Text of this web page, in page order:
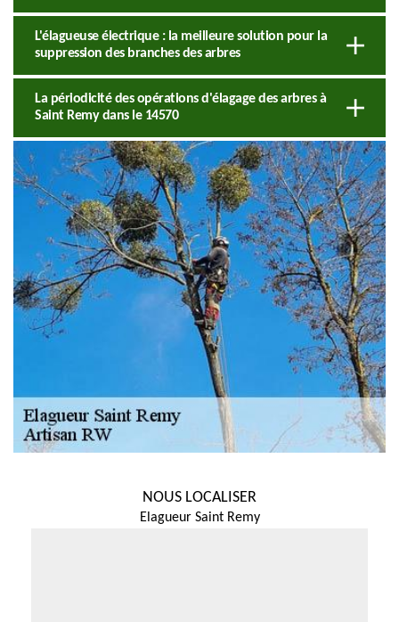
L'élagueuse électrique : la meilleure solution pour la
suppression des branches des arbres
La périodicité des opérations d'élagage des arbres à
Saint Remy dans le 14570
NOUS LOCALISER
Elagueur Saint Remy